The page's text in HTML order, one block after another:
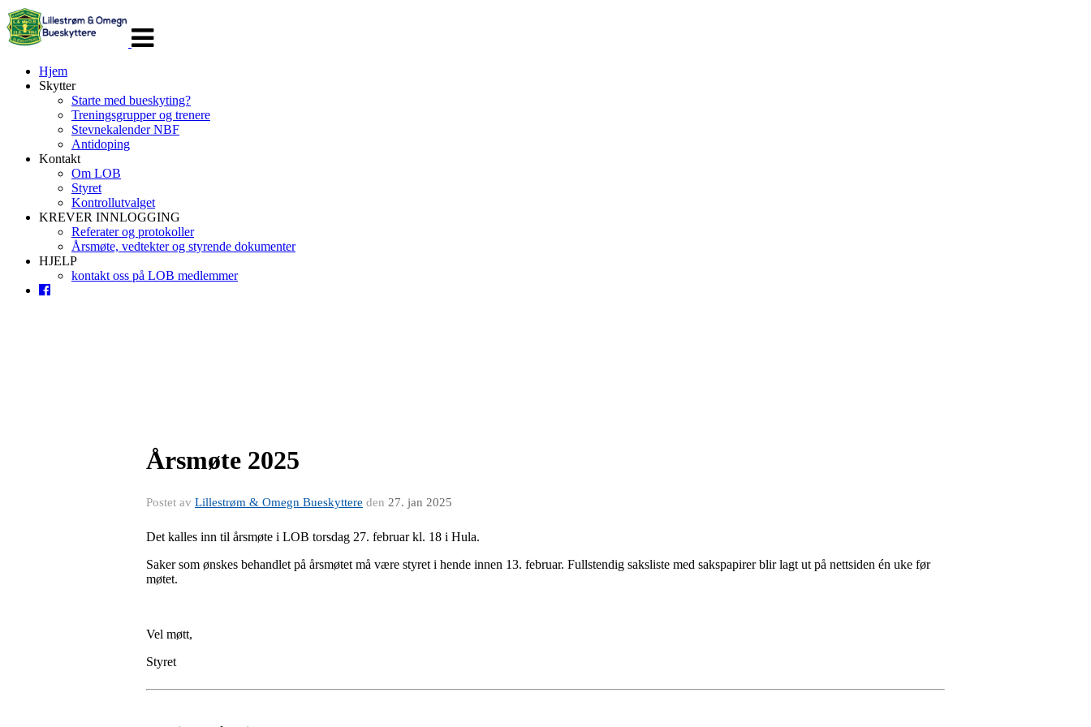
navigasjon
Hjem
Skytter
Starte med bueskyting?
Treningsgrupper og trenere
Stevnekalender NBF
Antidoping
Kontakt
Om LOB
Styret
Kontrollutvalget
KREVER INNLOGGING
Referater og protokoller
Årsmøte, vedtekter og styrende dokumenter
HJELP
kontakt oss på LOB medlemmer
Årsmøte 2025
Postet av Lillestrøm & Omegn Bueskyttere den 27. jan 2025
Det kalles inn til årsmøte i LOB torsdag 27. februar kl. 18 i Hula.
Saker som ønskes behandlet på årsmøtet må være styret i hende innen 13. februar. Fullstendig saksliste med sakspapirer blir lagt ut på nettsiden én uke før
møtet.
Vel møtt,
Styret